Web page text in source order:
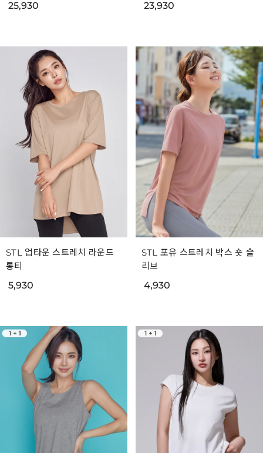
25,930
23,930
STL 업타운 스트레치 라운드
롱티
5,930
STL 포유 스트레치 박스 숏 슬
리브
4,930